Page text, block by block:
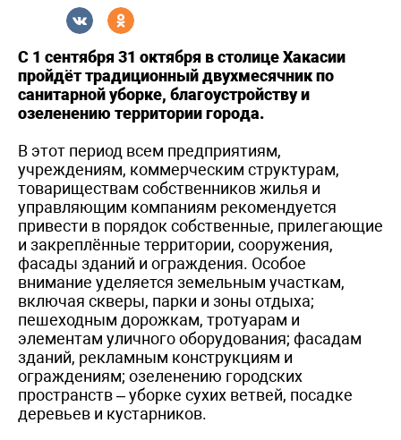
С 1 сентября 31 октября в столице Хакасии
пройдёт традиционный двухмесячник по
санитарной уборке, благоустройству и
озеленению территории города.
В этот период всем предприятиям,
учреждениям, коммерческим структурам,
товариществам собственников жилья и
управляющим компаниям рекомендуется
привести в порядок собственные, прилегающие
и закреплённые территории, сооружения,
фасады зданий и ограждения. Особое
внимание уделяется земельным участкам,
включая скверы, парки и зоны отдыха;
пешеходным дорожкам, тротуарам и
элементам уличного оборудования; фасадам
зданий, рекламным конструкциям и
ограждениям; озеленению городских
пространств – уборке сухих ветвей, посадке
деревьев и кустарников.